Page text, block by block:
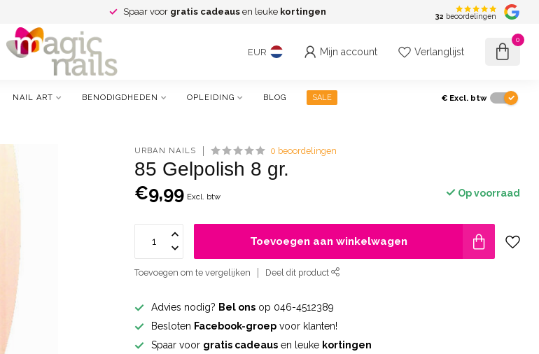
Spaar voor gratis cadeaus en leuke kortingen 32 beoordelingen
EUR Mijn account Verlanglijst
0
NAIL ART BENODIGDHEDEN OPLEIDING BLOG SALE € Excl. btw
URBAN NAILS 0 beoordelingen
85 Gelpolish 8 gr.
€9,99 Excl. btw Op voorraad
Toevoegen aan winkelwagen
Toevoegen om te vergelijken Deel dit product
Advies nodig? Bel ons op 046-4512389
Besloten Facebook-groep voor klanten!
Spaar voor gratis cadeaus en leuke kortingen